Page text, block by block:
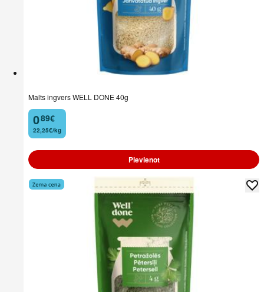
Malts ingvers WELL DONE 40g
0
. 89€
22,25€/kg
Pievienot